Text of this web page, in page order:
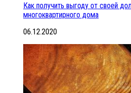
Как получить выгоду от своей
многоквартирного дома
06.12.2020